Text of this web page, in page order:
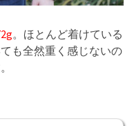
。ほとんど着けている
も全然重く感じないの